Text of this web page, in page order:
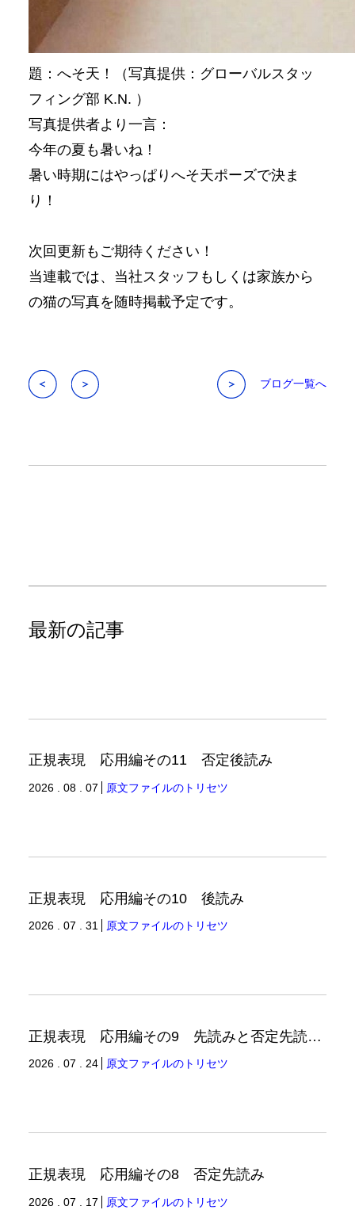
題：へそ天！（写真提供：グローバルスタッ
フィング部 K.N. ）
写真提供者より一言：
今年の夏も暑いね！
暑い時期にはやっぱりへそ天ポーズで決ま
り！
次回更新もご期待ください！
当連載では、当社スタッフもしくは家族から
の猫の写真を随時掲載予定です。
ブログ一覧へ
最新の記事
正規表現 応用編その11 否定後読み
2026 . 08 . 07 原文ファイルのトリセツ
正規表現 応用編その10 後読み
2026 . 07 . 31 原文ファイルのトリセツ
正規表現 応用編その9 先読みと否定先読みの例
2026 . 07 . 24 原文ファイルのトリセツ
正規表現 応用編その8 否定先読み
2026 . 07 . 17 原文ファイルのトリセツ